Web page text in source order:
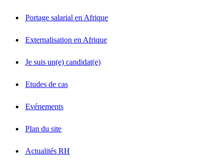
Portage salarial en Afrique
Externalisation en Afrique
Je suis un(e) candidat(e)
Etudes de cas
Evénements
Plan du site
Actualités RH